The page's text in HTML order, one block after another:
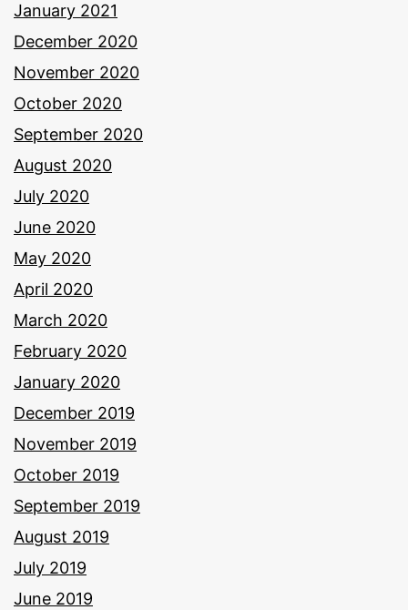
January 2021
December 2020
November 2020
October 2020
September 2020
August 2020
July 2020
June 2020
May 2020
April 2020
March 2020
February 2020
January 2020
December 2019
November 2019
October 2019
September 2019
August 2019
July 2019
June 2019